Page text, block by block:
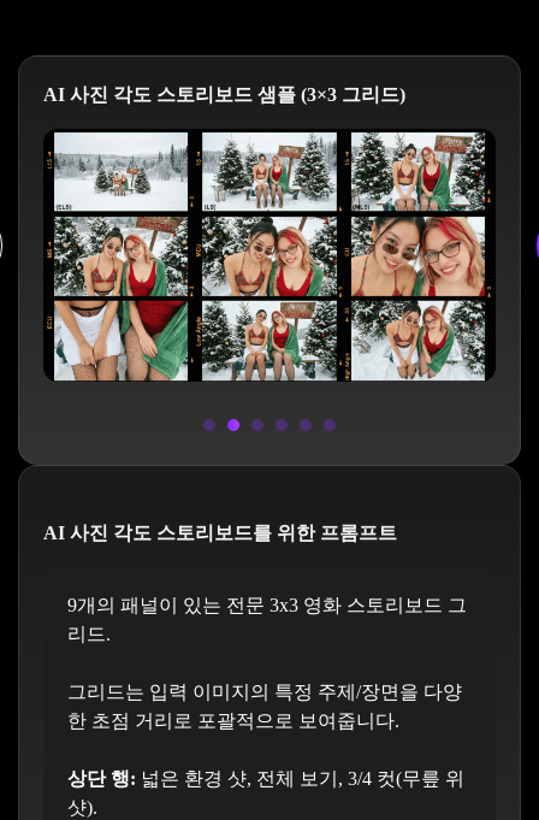
AI 사진 각도 스토리보드를 위한 프롬프트
9개의 패널이 있는 전문 3x3 영화 스토리보드 그
리드.
그리드는 입력 이미지의 특정 주제/장면을 다양
한 초점 거리로 포괄적으로 보여줍니다.
상단 행: 넓은 환경 샷, 전체 보기, 3/4 컷(무릎 위
샷).
AI 사진 각도 스토리보드 샘플 (3×3 그리드)